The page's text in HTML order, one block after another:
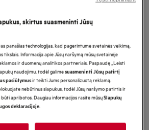
indaplovė 45 cm 5000
indus praverdama dureles.
prasiveriančios durelės.
geriau apipurškia indus vandeniu.
skirtus suasmeninti Jūsų
panašias technologijas, kad pagerintume svetainės veikimą,
Informacija apie Jūsų naršymą mūsų svetainėje
ir duomenų analitikos partneriais. Paspaudę „Leisti
naudojimu, todėl galimesuasmeninti Jūsų patirtį
pasiūlymusir teikti Jums personalizuotą reklamą.
nebūtinus slapukus, todėl Jūsų naršymo patirtis ir
būti apribotos. Daugiau informacijos rasite mūsųSlapukų
deklaracijoje.